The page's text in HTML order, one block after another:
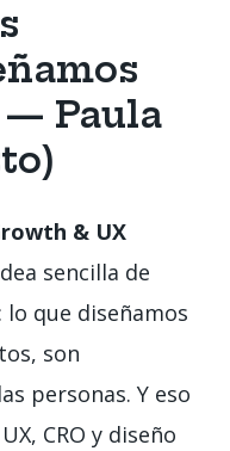
Paula
& UX
sencilla de
que diseñamos
son
personas. Y eso
CRO y diseño